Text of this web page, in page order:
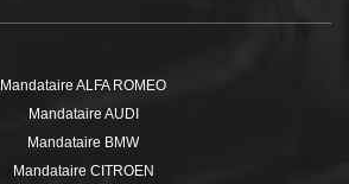
Mandataire ALFA ROMEO
Mandataire AUDI
Mandataire BMW
Mandataire CITROEN